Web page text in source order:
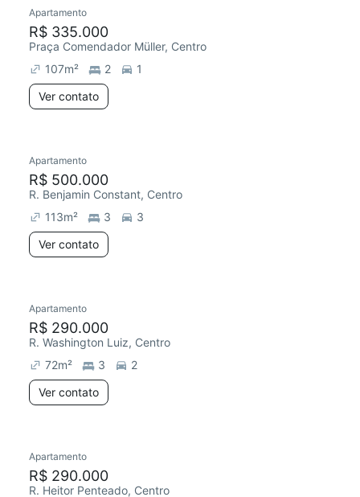
Apartamento
R$ 335.000
Praça Comendador Müller, Centro
107m² 2
1
Ver contato
Apartamento
R$ 500.000
R. Benjamin Constant, Centro
113m² 3
3
Ver contato
Apartamento
R$ 290.000
R. Washington Luiz, Centro
72m² 3
2
Ver contato
Apartamento
R$ 290.000
R. Heitor Penteado, Centro